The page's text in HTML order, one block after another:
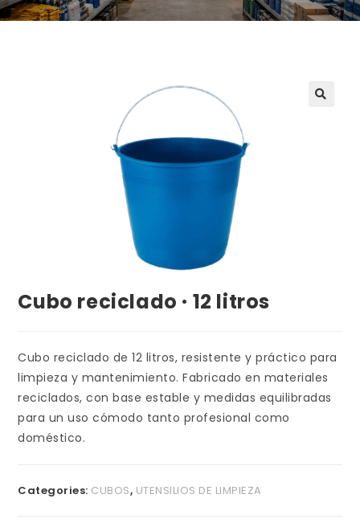
Cubo reciclado · 12 litros
Cubo reciclado de 12 litros, resistente y práctico para
limpieza y mantenimiento. Fabricado en materiales
reciclados, con base estable y medidas equilibradas
para un uso cómodo tanto profesional como
doméstico.
Categories: CUBOS, UTENSILIOS DE LIMPIEZA